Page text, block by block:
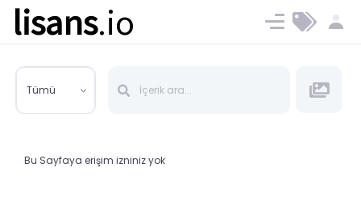
lisans.io Ücret ve Planlar
Tümü
Bu Sayfaya erişim izniniz yok